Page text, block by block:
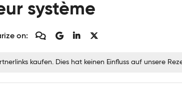
système
on:
kaufen. Dies hat keinen Einfluss auf unsere